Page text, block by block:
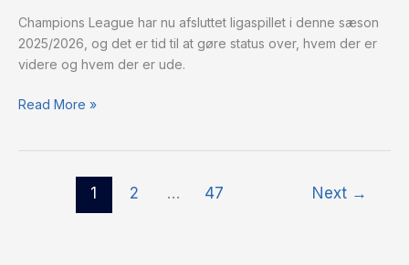
Champions League har nu afsluttet ligaspillet i denne sæson
2025/2026, og det er tid til at gøre status over, hvem der er
videre og hvem der er ude.
de
er
ude
CL
Read More »
1 2 … 47 Next →